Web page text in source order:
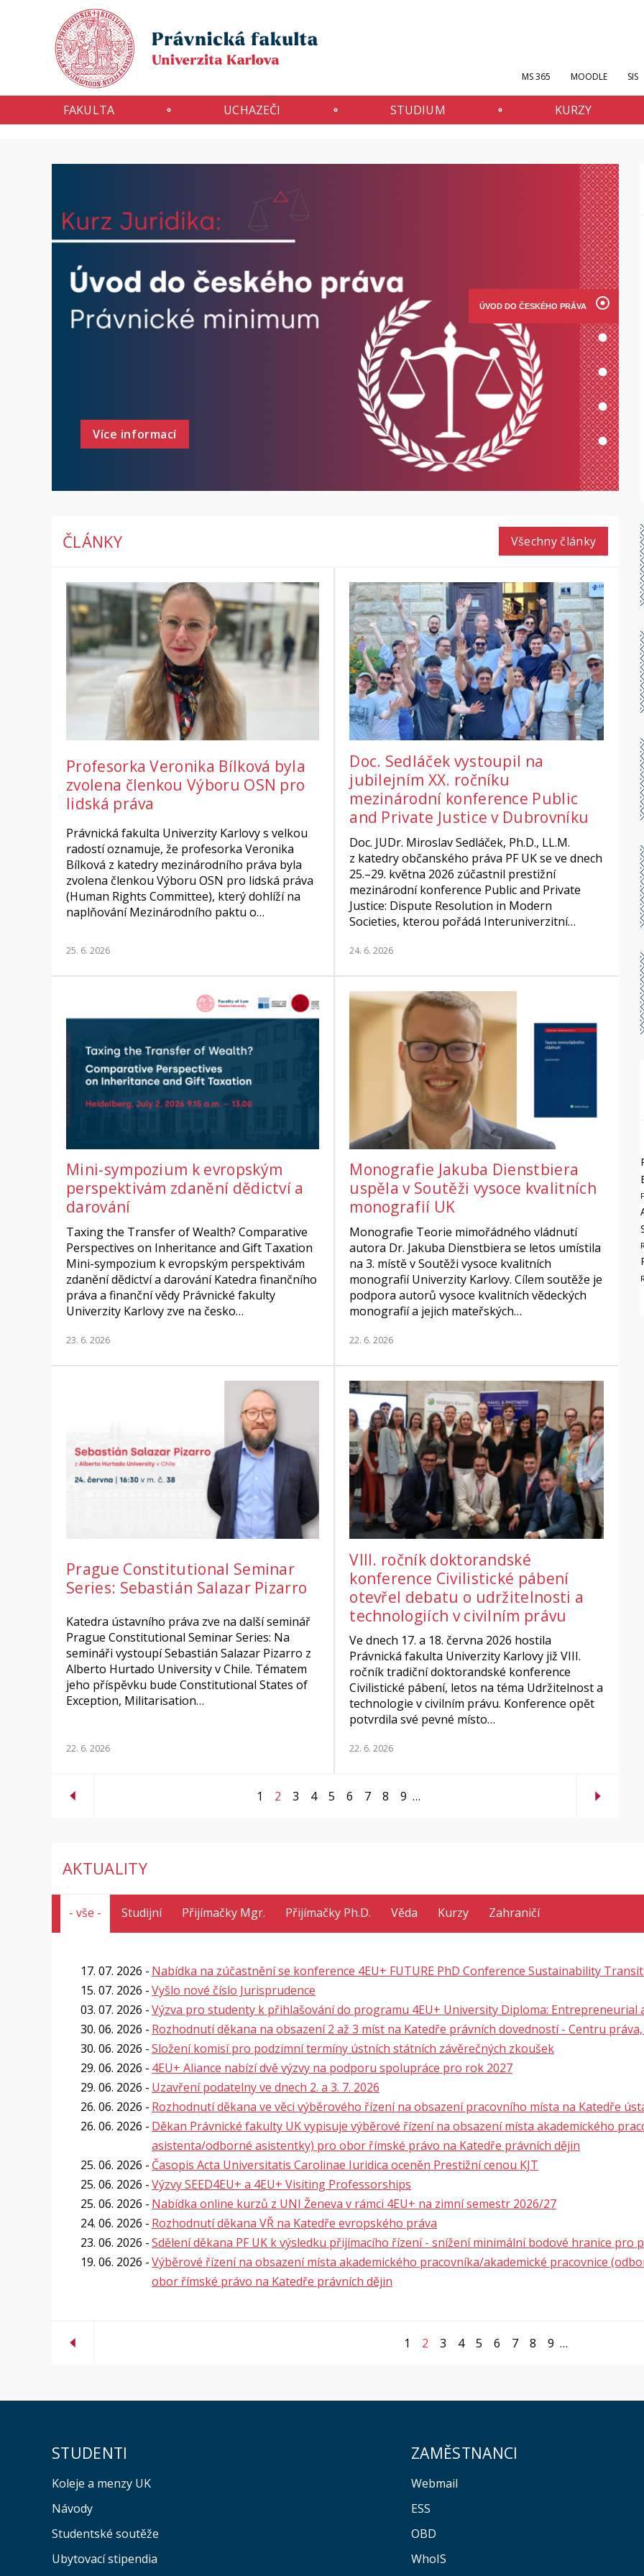
MS 365 MOODLE SIS
FAKULTA UCHAZEČI STUDIUM KURZY
ÚVOD DO ČESKÉHO PRÁVA
Více informací
ČLÁNKY Všechny články
Profesorka Veronika Bílková byla
zvolena členkou Výboru OSN pro
lidská práva
Právnická fakulta Univerzity Karlovy s velkou
radostí oznamuje, že profesorka Veronika
Bílková z katedry mezinárodního práva byla
zvolena členkou Výboru OSN pro lidská práva
(Human Rights Committee), který dohlíží na
naplňování Mezinárodního paktu o…
25. 6. 2026
Doc. Sedláček vystoupil na
jubilejním XX. ročníku
mezinárodní konference Public
and Private Justice v Dubrovníku
Doc. JUDr. Miroslav Sedláček, Ph.D., LL.M.
z katedry občanského práva PF UK se ve dnech
25.–29. května 2026 zúčastnil prestižní
mezinárodní konference Public and Private
Justice: Dispute Resolution in Modern
Societies, kterou pořádá Interuniverzitní…
24. 6. 2026
Mini-sympozium k evropským
perspektivám zdanění dědictví a
darování
Taxing the Transfer of Wealth? Comparative
Perspectives on Inheritance and Gift Taxation
Mini-sympozium k evropským perspektivám
zdanění dědictví a darování Katedra finančního
práva a finanční vědy Právnické fakulty
Univerzity Karlovy zve na česko…
23. 6. 2026
Monografie Jakuba Dienstbiera
uspěla v Soutěži vysoce kvalitních
monografií UK
Monografie Teorie mimořádného vládnutí
autora Dr. Jakuba Dienstbiera se letos umístila
na 3. místě v Soutěži vysoce kvalitních
monografií Univerzity Karlovy. Cílem soutěže je
podpora autorů vysoce kvalitních vědeckých
monografií a jejich mateřských…
22. 6. 2026
Prague Constitutional Seminar
Series: Sebastián Salazar Pizarro
Katedra ústavního práva zve na další seminář
Prague Constitutional Seminar Series: Na
semináři vystoupí Sebastián Salazar Pizarro z
Alberto Hurtado University v Chile. Tématem
jeho příspěvku bude Constitutional States of
Exception, Militarisation…
22. 6. 2026
VIII. ročník doktorandské
konference Civilistické pábení
otevřel debatu o udržitelnosti a
technologiích v civilním právu
Ve dnech 17. a 18. června 2026 hostila
Právnická fakulta Univerzity Karlovy již VIII.
ročník tradiční doktorandské konference
Civilistické pábení, letos na téma Udržitelnost a
technologie v civilním právu. Konference opět
potvrdila své pevné místo…
22. 6. 2026
1 2 3 4 5 6 7 8 9 …
AKTUALITY
- vše - Studijní Přijímačky Mgr. Přijímačky Ph.D. Věda Kurzy Zahraničí
17. 07. 2026
Nabídka na zúčastnění se konference 4EU+ FUTURE PhD Conference Sustainability
15. 07. 2026
Vyšlo nové číslo Jurisprudence
03. 07. 2026
Výzva pro studenty k přihlašování do programu 4EU+ University Diploma:
30. 06. 2026
Rozhodnutí děkana na obsazení 2 až 3 míst na Katedře právních dovedností - Centru
30. 06. 2026
Složení komisí pro podzimní termíny ústních státních závěrečných zkoušek
29. 06. 2026
4EU+ Aliance nabízí dvě výzvy na podporu spolupráce pro rok 2027
29. 06. 2026
Uzavření podatelny ve dnech 2. a 3. 7. 2026
26. 06. 2026
Rozhodnutí děkana ve věci výběrového řízení na obsazení pracovního místa na Katedře
26. 06. 2026
Děkan Právnické fakulty UK vypisuje výběrové řízení na obsazení místa akademického
asistenta/odborné asistentky) pro obor římské právo na Katedře právních dějin
25. 06. 2026
Časopis Acta Universitatis Carolinae Iuridica oceněn Prestižní cenou KJT
25. 06. 2026
Výzvy SEED4EU+ a 4EU+ Visiting Professorships
25. 06. 2026
Nabídka online kurzů z UNI Ženeva v rámci 4EU+ na zimní semestr 2026/27
24. 06. 2026
Rozhodnutí děkana VŘ na Katedře evropského práva
23. 06. 2026
Sdělení děkana PF UK k výsledku přijímacího řízení - snížení minimální bodové hranice pro
19. 06. 2026
Výběrové řízení na obsazení místa akademického pracovníka/akademické pracovnice
obor římské právo na Katedře právních dějin
1 2 3 4 5 6 7 8 9 …
STUDENTI
Koleje a menzy UK
Návody
Studentské soutěže
Ubytovací stipendia
ZAMĚSTNANCI
Webmail
ESS
OBD
WhoIS